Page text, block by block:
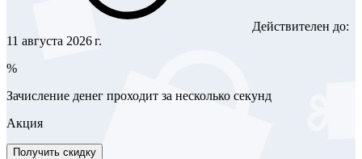
Действителен до:
11 августа 2026 г.
%
Зачисление денег проходит за несколько секунд
Акция
Получить скидку